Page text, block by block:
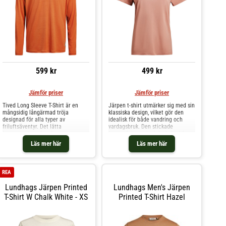
599 kr
Läs mer här
Jämför priser
Tived Long Sleeve T-Shirt är en
mångsidig långärmad tröja
designad för alla typer av
friluftsäventyr. Det lätta
jerseytyget med god
andningsförmåga ger effektiv
fukttransport och torkar snabbt för
att hålla kroppen sval och torr
huden mot solens strålar, medan
S’Café Syrup-teknologi motverkar
dålig lukt och håller plagget
fräscht. Flatlocksömmar minimerar
risken för skav och kilar under
solskydd. S’Café Syrup anti-odör
499 kr
Läs mer här
Jämför priser
Järpen t-shirt utmärker sig med sin
klassiska design, vilket gör den
idealisk för både vandring och
vardagsbruk. Den stickade
konstruktionen i mjuk ekologisk
bomull säkerställer både
hållbarhet och en behaglig känsla
mot huden. Rund halsringning med
Lundhags Järpen Printed
T-Shirt W Chalk White - XS
REA
Lundhags Men's Järpen
Printed T-Shirt Hazel